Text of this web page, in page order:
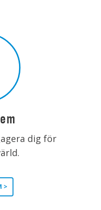
dig för
>